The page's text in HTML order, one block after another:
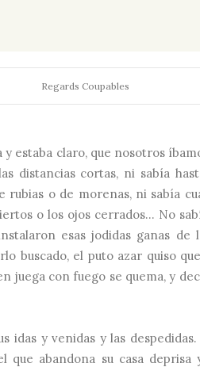
Regards Coupables
y estaba claro, que nosotros
distancias cortas, ni sabía
rubias o de morenas, ni sabía
o los ojos cerrados... No
esas jodidas ganas de
buscado, el puto azar quiso
juega con fuego se quema, y
idas y venidas y las
que abandona su casa